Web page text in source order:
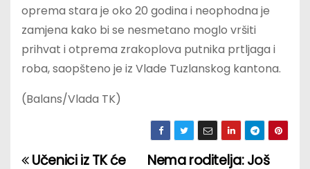
oprema stara je oko 20 godina i neophodna je
zamjena kako bi se nesmetano moglo vršiti
prihvat i otprema zrakoplova putnika prtljaga i
roba, saopšteno je iz Vlade Tuzlanskog kantona.
(Balans/Vlada TK)
Nema roditelja: Još
Učenici iz TK će